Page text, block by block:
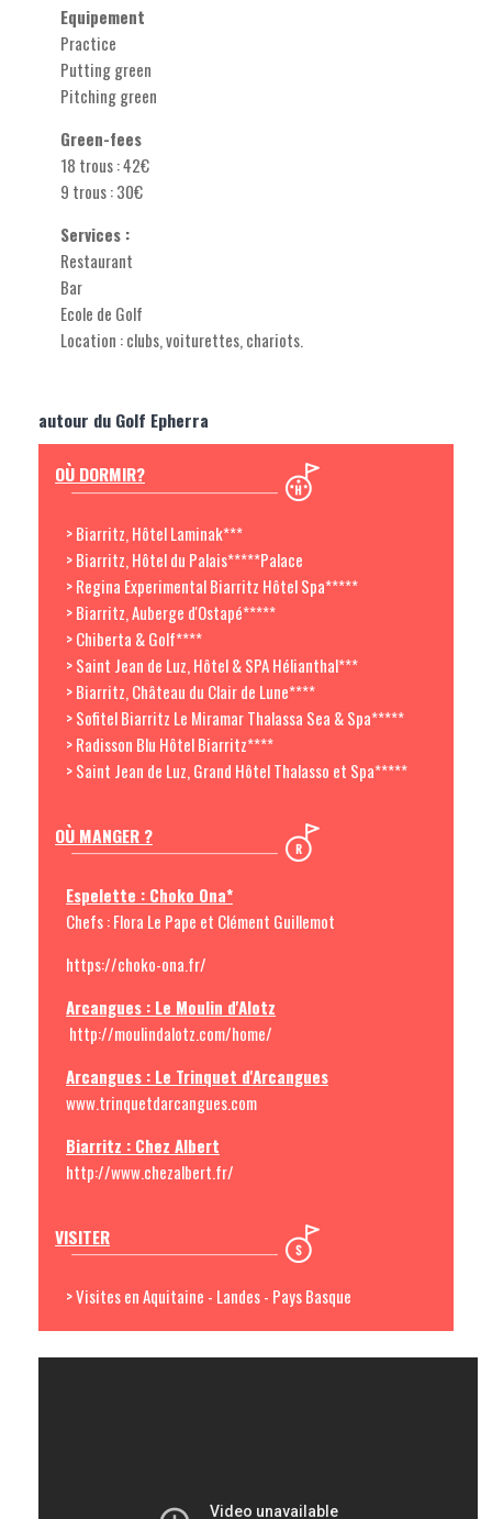
Equipement
Practice
Putting green
Pitching green
Green-fees
18 trous : 42€
9 trous : 30€
Services :
Restaurant
Bar
Ecole de Golf
Location : clubs, voiturettes, chariots.
autour du Golf Epherra
OÙ DORMIR?
> Biarritz, Hôtel Laminak***
> Biarritz, Hôtel du Palais*****Palace
> Regina Experimental Biarritz Hôtel Spa*****
> Biarritz, Auberge d'Ostapé*****
> Chiberta & Golf****
> Saint Jean de Luz, Hôtel & SPA Hélianthal***
> Biarritz, Château du Clair de Lune****
> Sofitel Biarritz Le Miramar Thalassa Sea & Spa*****
> Radisson Blu Hôtel Biarritz****
> Saint Jean de Luz, Grand Hôtel Thalasso et Spa*****
OÙ MANGER ?
Espelette : Choko Ona*
Chefs : Flora Le Pape et Clément Guillemot
https://choko-ona.fr/
Arcangues : Le Moulin d'Alotz
http://moulindalotz.com/home/
Arcangues : Le Trinquet d'Arcangues
www.trinquetdarcangues.com
Biarritz : Chez Albert
http://www.chezalbert.fr/
VISITER
> Visites en Aquitaine - Landes - Pays Basque